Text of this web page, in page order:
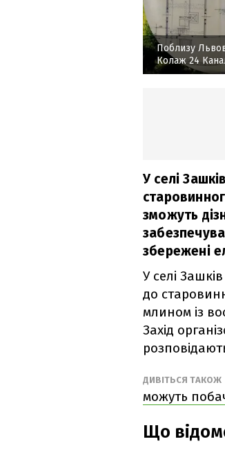
Поблизу
Колаж 24
У селі
зможуть
збережені
У селі
до
млином із
Захід
ДИВІТЬСЯ ТАКОЖ
можуть
Що